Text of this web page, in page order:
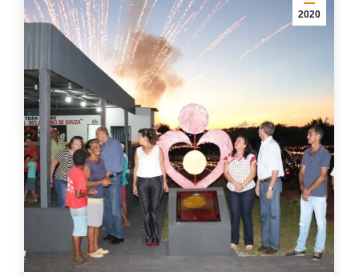
2020